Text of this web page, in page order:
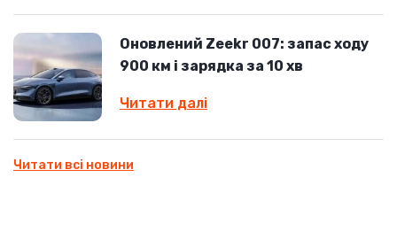
Оновлений Zeekr 007: запас ходу
900 км і зарядка за 10 хв
Читати далі
Читати всі новини